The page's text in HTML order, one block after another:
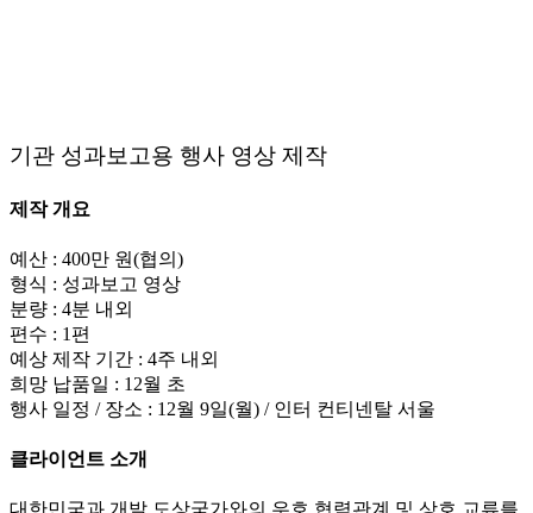
기관 성과보고용 행사 영상 제작
제작 개요
예산 : 400만 원(협의)
형식 : 성과보고 영상
분량 : 4분 내외
편수 : 1편
예상 제작 기간 : 4주 내외
희망 납품일 : 12월 초
행사 일정 / 장소 : 12월 9일(월) / 인터 컨티넨탈 서울
클라이언트 소개